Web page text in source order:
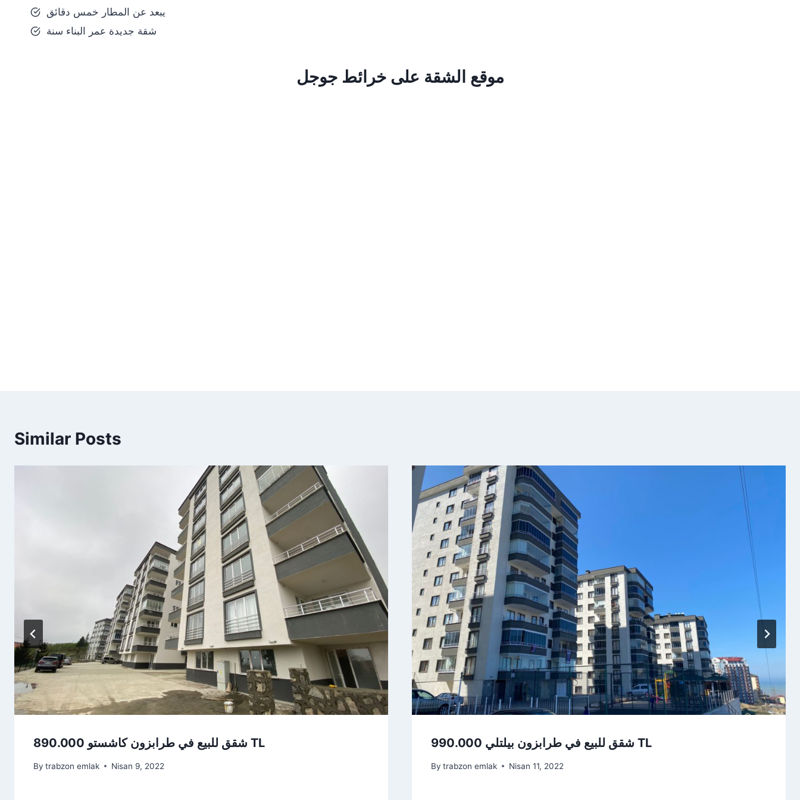
يبعد عن المطار خمس دقائق
شقة جديدة عمر البناء سنة
موقع الشقة على خرائط جوجل
Similar Posts
شقق للبيع في طرابزون كاشستو 890.000 TL
By trabzon emlak Nisan 9, 2022
شقق للبيع في طرابزون بيلتلي 990.000 TL
By trabzon emlak Nisan 11, 2022